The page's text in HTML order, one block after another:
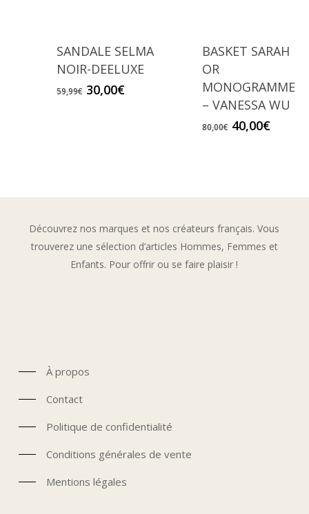
SANDALE SELMA
NOIR-DEELUXE
59,99€ Le
30,00€Le
BASKET SARAH
OR
MONOGRAMME
– VANESSA WU
80,00€ Le
40,00€Le
Découvrez nos marques et nos créateurs français. Vous
trouverez une sélection d’articles Hommes, Femmes et
Enfants. Pour offrir ou se faire plaisir !
À propos
Contact
Politique de confidentialité
Conditions générales de vente
Mentions légales